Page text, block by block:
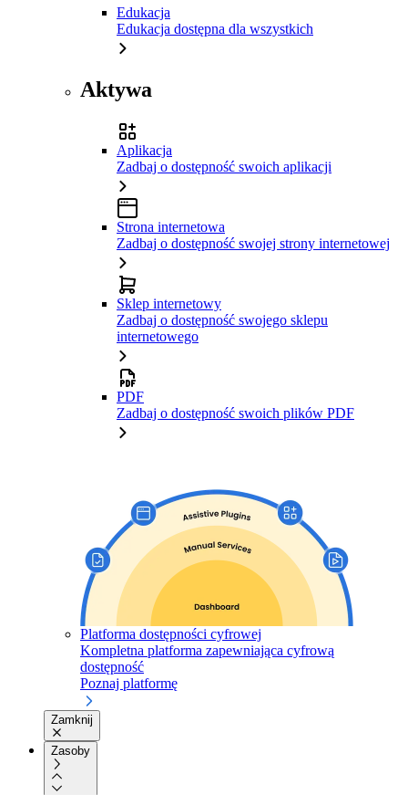
Edukacja
Edukacja dostępna dla wszystkich
Aktywa
Aplikacja
Zadbaj o dostępność swoich aplikacji
Strona internetowa
Zadbaj o dostępność swojej strony internetowej
Sklep internetowy
Zadbaj o dostępność swojego sklepu
internetowego
PDF
Zadbaj o dostępność swoich plików PDF
Platforma dostępności cyfrowej
Kompletna platforma zapewniająca cyfrową
dostępność
Poznaj platformę
Zamknij
Zasoby